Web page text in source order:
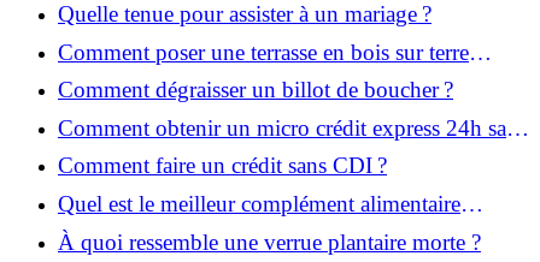
Quelle tenue pour assister à un mariage ?
Comment poser une terrasse en bois sur terre
battue ?
Comment dégraisser un billot de boucher ?
Comment obtenir un micro crédit express 24h sans
justificatif ?
Comment faire un crédit sans CDI ?
Quel est le meilleur complément alimentaire
cheveux efficace ? Notre avis dans cet article
À quoi ressemble une verrue plantaire morte ?